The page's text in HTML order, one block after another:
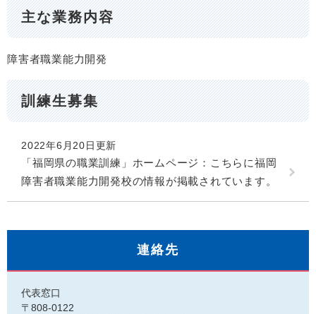
主な業務内容
障害者職業能力開発
訓練生募集
2022年6月20日更新
「福岡県の職業訓練」ホームページ：こちらに福岡
障害者職業能力開発校の情報が掲載されています。
連絡先
代表窓口
〒808-0122